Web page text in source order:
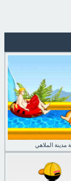
مدينة الملاهي